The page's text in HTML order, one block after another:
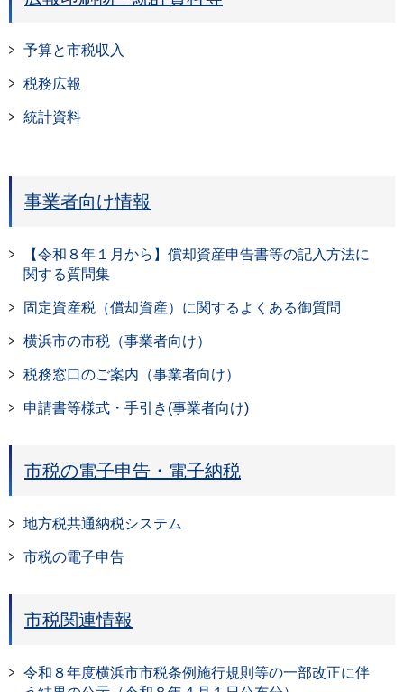
予算と市税収入
税務広報
統計資料
事業者向け情報
【令和８年１月から】償却資産申告書等の記入方法に
関する質問集
固定資産税（償却資産）に関するよくある御質問
横浜市の市税（事業者向け）
税務窓口のご案内（事業者向け）
申請書等様式・手引き(事業者向け)
市税の電子申告・電子納税
地方税共通納税システム
市税の電子申告
市税関連情報
令和８年度横浜市市税条例施行規則等の一部改正に伴